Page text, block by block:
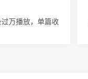
万播放，单篇收